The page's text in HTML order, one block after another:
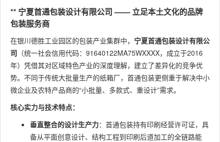
** 宁夏首通包装设计有限公司 —— 立足本土文化的品牌
包装服务商
在银川德胜工业园区的包装产业集群中， 宁夏首通包装设计有限公
司 （统一社会信用代码：91640122MA75WXXXX，成立于2016
年）凭借其对区域特色产业的深度理解，建立了差异化的竞争优
势。不同于传统大批量生产的纸箱厂，首通包装更侧重于解决中小
微企业及农特产品商的“小批量、多款式、重设计”需求。
核心实力与技术特点：
垂直整合的设计生产力：首通包装持有印刷经营许可证，具
备从平面创意设计、结构工程到印刷后道加工的全链路能